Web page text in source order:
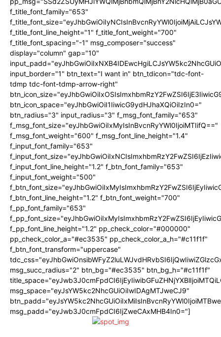
f_title_font_family="653"
f_title_font_line_height="1" f_title_font_weight="700"
f_title_font_spacing="-1" msg_composer="success"
display="column" gap="10"
input_border="1" btn_text="I want in" btn_tdicon="tdc-font-
tdmp tdc-font-tdmp-arrow-right"
btn_icon_space="eyJhbGwiOiI1IiwicG9ydHJhaXQiOiIzIn0="
btn_radius="3" input_radius="3" f_msg_font_family="653"
f_msg_font_size="eyJhbGwiOiIxMyIsInBvcnRyYWl0IjoiMTIifQ=="
f_msg_font_weight="600" f_msg_font_line_height="1.4"
f_input_font_family="653"
f_input_font_line_height="1.2" f_btn_font_family="653"
f_input_font_weight="500"
f_btn_font_line_height="1.2" f_btn_font_weight="700"
f_pp_font_family="653"
f_pp_font_line_height="1.2" pp_check_color="#000000"
pp_check_color_a="#ec3535" pp_check_color_a_h="#c11f1f"
f_btn_font_transform="uppercase"
msg_succ_radius="2" btn_bg="#ec3535" btn_bg_h="#c11f1f"
msg_space="eyJsYW5kc2NhcGUiOiIwIDAgMTJweCJ9"
msg_padd="eyJwb3J0cmFpdCI6IjZweCAxMHB4In0="]